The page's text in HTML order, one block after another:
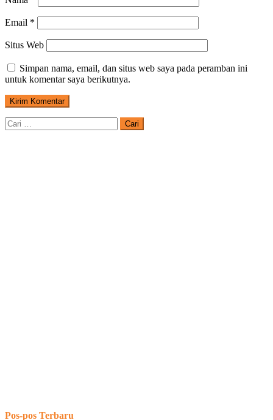
Email *
Situs Web
Simpan nama, email, dan situs web saya pada peramban ini
untuk komentar saya berikutnya.
Cari
untuk:
Pos-pos Terbaru